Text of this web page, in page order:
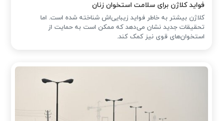
فواید کلاژن برای سلامت استخوان زنان
کلاژن بیشتر به خاطر فواید زیبایی‌اش شناخته شده است. اما
تحقیقات جدید نشان می‌دهد که ممکن است به حمایت از
استخوان‌های قوی نیز کمک کند.